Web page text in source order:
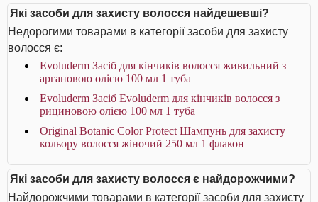
Які засоби для захисту волосся найдешевші?
Недорогими товарами в категорії засоби для захисту
волосся є:
Evoluderm Засіб для кінчиків волосся живильний з
аргановою олією 100 мл 1 туба
Evoluderm Засіб Evoluderm для кінчиків волосся з
рициновою олією 100 мл 1 туба
Original Botanic Color Protect Шампунь для захисту
кольору волосся жіночий 250 мл 1 флакон
Які засоби для захисту волосся є найдорожчими?
Найдорожчими товарами в категорії засоби для захисту